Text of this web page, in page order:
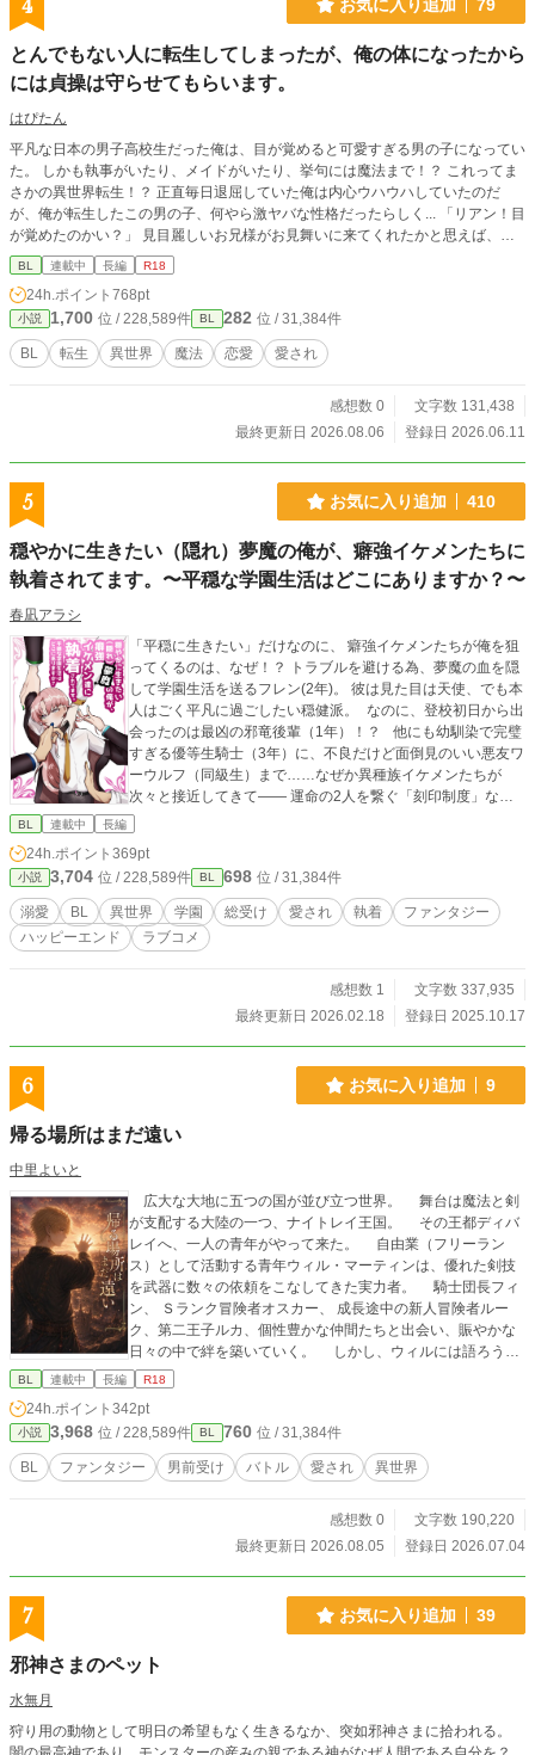
4 お気に入り追加 79
とんでもない人に転生してしまったが、俺の体になったから
には貞操は守らせてもらいます。
はぴたん
平凡な日本の男子高校生だった俺は、目が覚めると可愛すぎる男の子になってい
た。 しかも執事がいたり、メイドがいたり、挙句には魔法まで！？ これってま
さかの異世界転生！？ 正直毎日退屈していた俺は内心ウハウハしていたのだ
が、俺が転生したこの男の子、何やら激ヤバな性格だったらしく... 「リアン！目
が覚めたのかい？」 見目麗しいお兄様がお見舞いに来てくれたかと思えば、私
と乗馬中に×××していたら馬が暴れだして落馬してしまったから心配で... と衝撃
の一‪言を放つお兄様。 え、もしかしなくても転生する前のこの持ち主って相当
な...いやいや、だとしてももう俺の体になったんだ！ 俺の体になった以上、この
体の貞操は、、守らせてもらう！！
BL 連載中 長編 R18
24h.ポイント 768pt
小説 1,700 位 / 228,589件 BL 282 位 / 31,384件
BL 転生 異世界 魔法 恋愛 愛され
感想数 0
文字数 131,438
最終更新日 2026.08.06
登録日 2026.06.11
5 お気に入り追加 410
穏やかに生きたい（隠れ）夢魔の俺が、癖強イケメンたちに
執着されてます。〜平穏な学園生活はどこにありますか？〜
春凪アラシ
「平穏に生きたい」だけなのに、 癖強イケメンたちが俺を狙
ってくるのは、なぜ！？ トラブルを避ける為、夢魔の血を隠
して学園生活を送るフレン(2年)。 彼は見た目は天使、でも本
人はごく平凡に過ごしたい穏健派。 なのに、登校初日から出
会ったのは最凶の邪竜後輩（1年）！？ 他にも幼馴染で完璧
すぎる優等生騎士（3年）に、不良だけど面倒見のいい悪友ワ
ーウルフ（同級生）まで……なぜか異種族イケメンたちが
次々と接近してきて―― 運命の2人を繋ぐ「刻印制度」なん
て知らない！ 恋愛感情もまだわからない！ それでも、騒が
ラな異種族イケメンたちに囲まれて、フレンの学園生活は今
日も波乱の予感！？ 甘くて可笑しい、そして時々執着も見
え隠れする 愛され体質な主人公の青春ファンタジー学園BLラ
ブコメディ！ 月、水、金、日曜日更新予定！(番外編は更新と
は別枠で不定期更新) 基本的にフレン視点、他キャラ視点の話
BL 連載中 長編
24h.ポイント 369pt
小説 3,704 位 / 228,589件 BL 698 位 / 31,384件
溺愛 BL 異世界 学園 総受け 愛され 執着
ファンタジー
ハッピーエンド
ラブコメ
感想数 1
文字数 337,935
最終更新日 2026.02.18
登録日 2025.10.17
6 お気に入り追加 9
帰る場所はまだ遠い
中里よいと
広大な大地に五つの国が並び立つ世界。 舞台は魔法と剣
が支配する大陸の一つ、ナイトレイ王国。 その王都ディバ
レイへ、一人の青年がやって来た。 自由業（フリーラン
ス）として活動する青年ウィル・マーティンは、優れた剣技
を武器に数々の依頼をこなしてきた実力者。 騎士団長フィ
ン、 Ｓランク冒険者オスカー、 成長途中の新人冒険者ルー
ク、第二王子ルカ、個性豊かな仲間たちと出会い、賑やかな
日々の中で絆を築いていく。 しかし、ウィルには語ろうと
しない過去と果たすべき目的があった。 そして彼らは次第
青年と、彼を取り巻く人々が紡ぐ王道バトルBLファンタジ
ー。 失ったものは戻らない。 それでも人は前へ進まなけ
ればならない。 彼が最後に見る景色は一体何なのか。 ――
帰る場所はまだ遠い。 バトル要素多めのBLファンタジー小説
BL 連載中 長編 R18
24h.ポイント 342pt
小説 3,968 位 / 228,589件 BL 760 位 / 31,384件
BL ファンタジー 男前受け バトル 愛され 異世界
感想数 0
文字数 190,220
最終更新日 2026.08.05
登録日 2026.07.04
7 お気に入り追加 39
邪神さまのペット
水無月
狩り用の動物として明日の希望もなく生きるなか、突如邪神さまに拾われる。